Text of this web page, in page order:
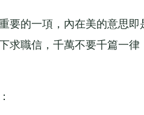
的一項，內在美的意思即
求職信，千萬不要千篇一